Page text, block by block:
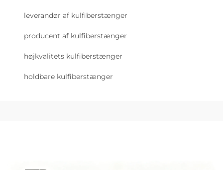
leverandør af kulfiberstænger
producent af kulfiberstænger
højkvalitets kulfiberstænger
holdbare kulfiberstænger